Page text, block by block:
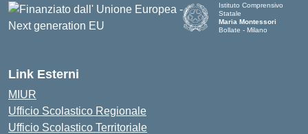
Istituto Comprensivo
Statale
Maria Montessori
Bollate - Milano
Link Esterni
MIUR
Ufficio Scolastico Regionale
Ufficio Scolastico Territoriale